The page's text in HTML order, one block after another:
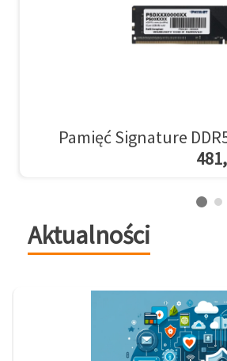
Pamięć Signature
Aktualności